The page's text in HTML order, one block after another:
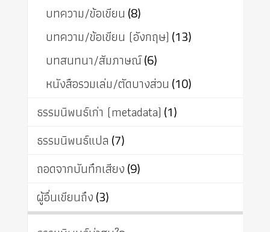
บทความ/ข้อเขียน (8)
บทความ/ข้อเขียน (อังกฤษ) (13)
บทสนทนา/สัมภาษณ์(6)
หนังสือรวมเล่ม/ตัดบางส่วน (10)
ธรรมนิพนธ์เก่า (metadata) (1)
ธรรมนิพนธ์แปล (7)
ถอดจากบันทึกเสียง(9)
ผู้อื่นเขียนถึง(3)